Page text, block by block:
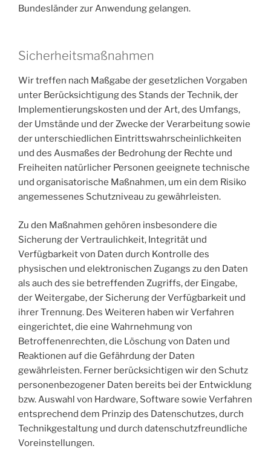
Bundesländer zur Anwendung gelangen.
Sicherheitsmaßnahmen
Wir treffen nach Maßgabe der gesetzlichen Vorgaben
unter Berücksichtigung des Stands der Technik, der
Implementierungskosten und der Art, des Umfangs,
der Umstände und der Zwecke der Verarbeitung sowie
der unterschiedlichen Eintrittswahrscheinlichkeiten
und des Ausmaßes der Bedrohung der Rechte und
Freiheiten natürlicher Personen geeignete technische
und organisatorische Maßnahmen, um ein dem Risiko
angemessenes Schutzniveau zu gewährleisten.
Zu den Maßnahmen gehören insbesondere die
Sicherung der Vertraulichkeit, Integrität und
Verfügbarkeit von Daten durch Kontrolle des
physischen und elektronischen Zugangs zu den Daten
als auch des sie betreffenden Zugriffs, der Eingabe,
der Weitergabe, der Sicherung der Verfügbarkeit und
ihrer Trennung. Des Weiteren haben wir Verfahren
eingerichtet, die eine Wahrnehmung von
Betroffenenrechten, die Löschung von Daten und
Reaktionen auf die Gefährdung der Daten
gewährleisten. Ferner berücksichtigen wir den Schutz
personenbezogener Daten bereits bei der Entwicklung
bzw. Auswahl von Hardware, Software sowie Verfahren
entsprechend dem Prinzip des Datenschutzes, durch
Technikgestaltung und durch datenschutzfreundliche
Voreinstellungen.